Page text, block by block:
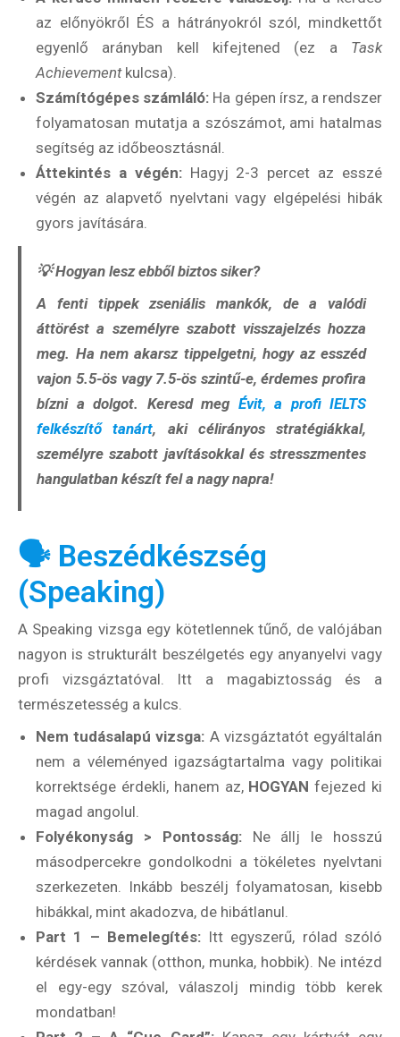
Rólunk
Külföldre költöznék!
Szakértőink
Beutazási engedélyek
Online bolt
Rendezvények
BLOG
Partnerprogram
Oszd meg történeted!
Külföldi munkaajánlatok
az előnyökről ÉS a hátrányokról szól, mindkettőt
egyenlő arányban kell kifejtened (ez a Task
Achievementkulcsa).
Számítógépes számláló: Ha gépen írsz, a rendszer
folyamatosan mutatja a szószámot, ami hatalmas
segítség az időbeosztásnál.
Áttekintés a végén:Hagyj 2-3 percet az esszé
végén az alapvető nyelvtani vagy elgépelési hibák
gyors javítására.
💡Hogyan lesz ebből biztos siker?
A fenti tippek zseniális mankók, de a valódi
áttörést a személyre szabott visszajelzés hozza
meg. Ha nem akarsz tippelgetni, hogy az esszéd
vajon 5.5-ös vagy 7.5-ös szintű-e, érdemes profira
bízni a dolgot. Keresd meg Évit, a profi IELTS
felkészítő tanárt, aki célirányos stratégiákkal,
személyre szabott javításokkal és stresszmentes
hangulatban készít fel a nagy napra!
🗣️ Beszédkészség
(Speaking)
A Speaking vizsga egy kötetlennek tűnő, de valójában
nagyon is strukturált beszélgetés egy anyanyelvi vagy
profi vizsgáztatóval. Itt a magabiztosság és a
természetesség a kulcs.
Nem tudásalapú vizsga: A vizsgáztatót egyáltalán
nem a véleményed igazságtartalma vagy politikai
korrektsége érdekli, hanem az, HOGYAN fejezed ki
magad angolul.
Folyékonyság > Pontosság:Ne állj le hosszú
másodpercekre gondolkodni a tökéletes nyelvtani
szerkezeten. Inkább beszélj folyamatosan, kisebb
hibákkal, mint akadozva, de hibátlanul.
Part 1 – Bemelegítés:Itt egyszerű, rólad szóló
kérdések vannak (otthon, munka, hobbik). Ne intézd
el egy-egy szóval, válaszolj mindig több kerek
mondatban!